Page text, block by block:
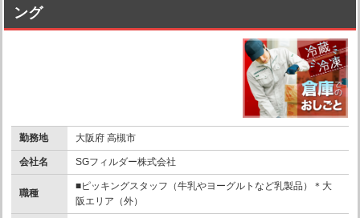
ング
勤務地 大阪府 高槻市
会社名 SGフィルダー株式会社
職種
■ピッキングスタッフ（牛乳やヨーグルトなど乳製品）＊大
阪エリア（外）